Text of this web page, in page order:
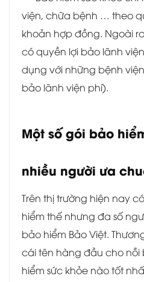
viện, chữa bệnh … theo
khoản hợp đồng. Ngoài
có quyền lợi bảo lãnh
dụng với những bệnh
bảo lãnh viện phí).
Một số gói bảo
nhiều người ưa
Trên thị trường hiện nay
hiểm thế nhưng đa số
bảo hiểm Bảo Việt.
cái tên hàng đầu cho
hiểm sức khỏe nào tốt